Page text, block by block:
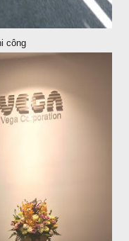
công